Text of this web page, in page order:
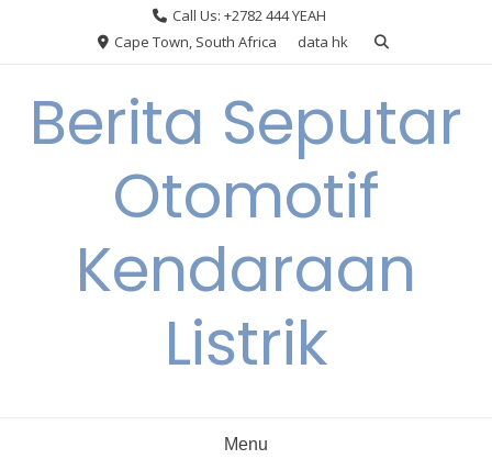
Call Us: +2782 444 YEAH
Cape Town, South Africa
data hk
Berita Seputar
Otomotif
Kendaraan
Listrik
Menu